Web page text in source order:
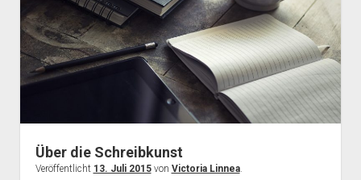
Über die Schreibkunst
Veröffentlicht 13. Juli 2015von Victoria Linnea.